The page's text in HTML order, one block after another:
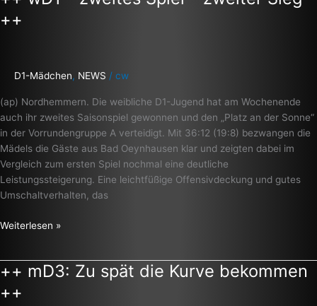
++
D1-Mädchen, NEWS / cw
(ap) Nordhemmern. Die weibliche D1-Jugend hat am Wochenende
auch ihr zweites Saisonspiel gewonnen und den „Platz an der Sonne“
in der Vorrundengruppe A verteidigt. Mit 36:12 (19:8) bezwangen die
Mädels die Gäste aus Bad Oeynhausen klar und zeigten dabei im
Vergleich zum ersten Spiel nochmal eine deutliche
Leistungssteigerung. Eine leichtfüßige Offensivdeckung und gutes
Umschaltverhalten, das
Sieg
++
Weiterlesen »
++ mD3: Zu spät die Kurve bekommen
++
++
Zu